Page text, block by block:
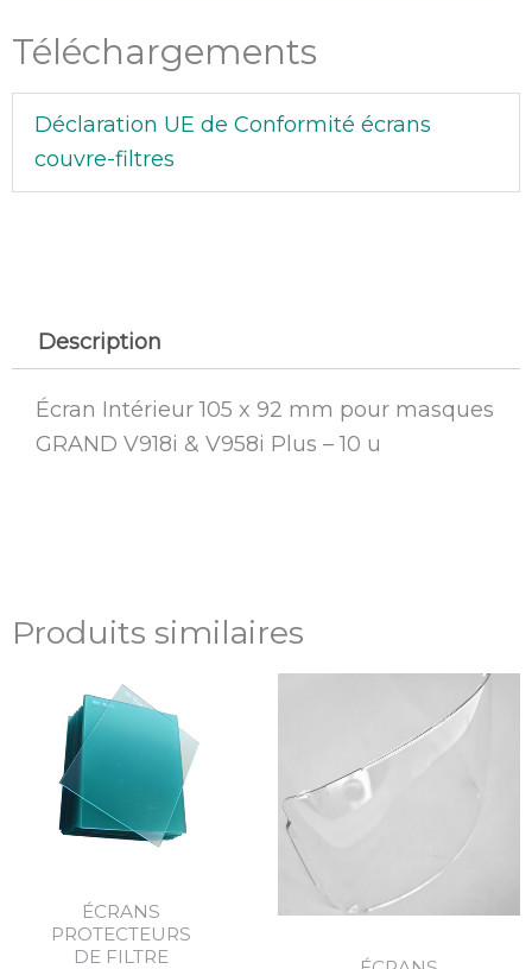
GRAND
&
V958i
Téléchargements
Déclaration UE de Conformité écrans
couvre-filtres
Description
Écran Intérieur 105 x 92 mm pour masques
GRAND V918i & V958i Plus – 10 u
Produits similaires
ÉCRANS
PROTECTEURS
DE FILTRE